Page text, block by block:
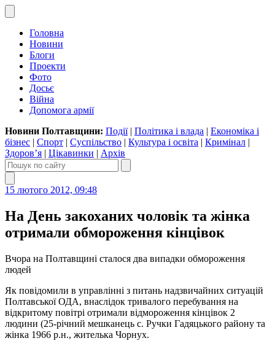
Головна
Новини
Блоги
Проекти
Фото
Досьє
Війна
Допомога армії
Новини Полтавщини: Події| Політика і влада | Економіка і
бізнес | Спорт | Суспільство | Культура і освіта | Кримінал |
Здоров’я | Цікавинки | Архів
15 лютого 2012, 09:48
На День закоханих чоловік та жінка
отримали обмороження кінцівок
Вчора на Полтавщині сталося два випадки обмороження
людей
Як повідомили в управлінні з питань надзвичайних ситуацій
Полтавської ОДА, внаслідок тривалого перебування на
відкритому повітрі отримали відмороження кінцівок 2
людини (25-річний мешканець с. Ручки Гадяцького району та
жінка 1966 р.н., жителька Чорнух.